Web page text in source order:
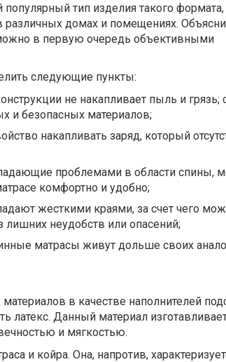
тип изделия такого
различных домах и помещениях.
в первую очередь объективными
следующие пункты:
не накапливает пыль и грязь;
и безопасных материалов;
накапливать заряд, который
проблемами в области спины,
комфортно и удобно;
жесткими краями, за счет чего
неудобств или опасений;
матрасы живут дольше своих
в качестве наполнителей
латекс. Данный материал
и мягкостью.
и койра. Она, напротив,